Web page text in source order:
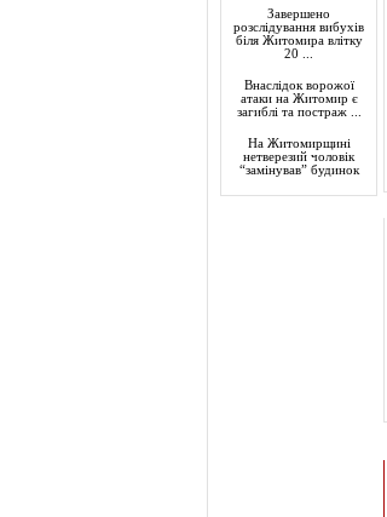
Завершено
розслідування вибухів
біля Житомира влітку
20 ...
Внаслідок ворожої
атаки на Житомир є
загиблі та постраж ...
На Житомирщині
нетверезий чоловік
“замінував” будинок